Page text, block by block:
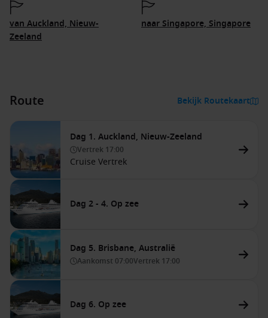
van Auckland, Nieuw-
Zeeland
naar Singapore, Singapore
Route Bekijk Routekaart
Dag 1. Auckland, Nieuw-Zeeland
Vertrek 17:00
Cruise Vertrek
Dag 2 - 4. Op zee
Dag 5. Brisbane, Australië
Aankomst 07:00Vertrek 17:00
Dag 6. Op zee